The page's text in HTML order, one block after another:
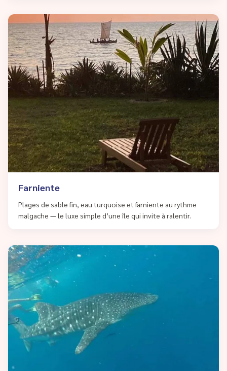
Farniente
Plages de sable fin, eau turquoise et farniente au rythme
malgache — le luxe simple d’une île qui invite à ralentir.